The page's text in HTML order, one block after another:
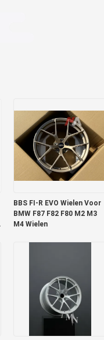
BBS FI-R EVO Wielen Voor
BMW F87 F82 F80 M2 M3
M4 Wielen